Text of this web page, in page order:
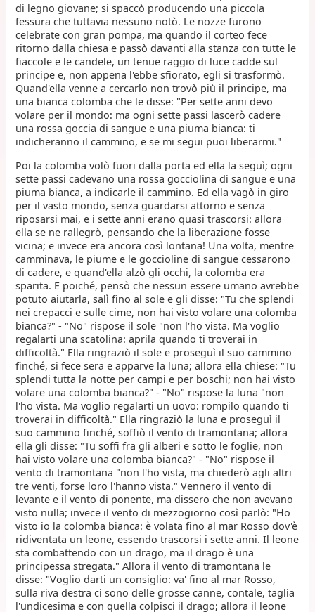
di legno giovane; si spaccò producendo una piccola
fessura che tuttavia nessuno notò. Le nozze furono
celebrate con gran pompa, ma quando il corteo fece
ritorno dalla chiesa e passò davanti alla stanza con tutte le
fiaccole e le candele, un tenue raggio di luce cadde sul
principe e, non appena l'ebbe sfiorato, egli si trasformò.
Quand'ella venne a cercarlo non trovò più il principe, ma
una bianca colomba che le disse: "Per sette anni devo
volare per il mondo: ma ogni sette passi lascerò cadere
una rossa goccia di sangue e una piuma bianca: ti
indicheranno il cammino, e se mi segui puoi liberarmi."
Poi la colomba volò fuori dalla porta ed ella la seguì; ogni
sette passi cadevano una rossa gocciolina di sangue e una
piuma bianca, a indicarle il cammino. Ed ella vagò in giro
per il vasto mondo, senza guardarsi attorno e senza
riposarsi mai, e i sette anni erano quasi trascorsi: allora
ella se ne rallegrò, pensando che la liberazione fosse
vicina; e invece era ancora così lontana! Una volta, mentre
camminava, le piume e le goccioline di sangue cessarono
di cadere, e quand'ella alzò gli occhi, la colomba era
sparita. E poiché, pensò che nessun essere umano avrebbe
potuto aiutarla, salì fino al sole e gli disse: "Tu che splendi
nei crepacci e sulle cime, non hai visto volare una colomba
bianca?" - "No" rispose il sole "non l'ho vista. Ma voglio
regalarti una scatolina: aprila quando ti troverai in
difficoltà." Ella ringraziò il sole e proseguì il suo cammino
finché, si fece sera e apparve la luna; allora ella chiese: "Tu
splendi tutta la notte per campi e per boschi; non hai visto
volare una colomba bianca?" - "No" rispose la luna "non
l'ho vista. Ma voglio regalarti un uovo: rompilo quando ti
troverai in difficoltà." Ella ringraziò la luna e proseguì il
suo cammino finché, soffiò il vento di tramontana; allora
ella gli disse: "Tu soffi fra gli alberi e sotto le foglie, non
hai visto volare una colomba bianca?" - "No" rispose il
vento di tramontana "non l'ho vista, ma chiederò agli altri
tre venti, forse loro l'hanno vista." Vennero il vento di
levante e il vento di ponente, ma dissero che non avevano
visto nulla; invece il vento di mezzogiorno così parlò: "Ho
visto io la colomba bianca: è volata fino al mar Rosso dov'è
ridiventata un leone, essendo trascorsi i sette anni. Il leone
sta combattendo con un drago, ma il drago è una
principessa stregata." Allora il vento di tramontana le
disse: "Voglio darti un consiglio: va' fino al mar Rosso,
sulla riva destra ci sono delle grosse canne, contale, taglia
l'undicesima e con quella colpisci il drago; allora il leone